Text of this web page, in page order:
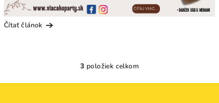
Čítať článok
O
v
3 položiek celkom